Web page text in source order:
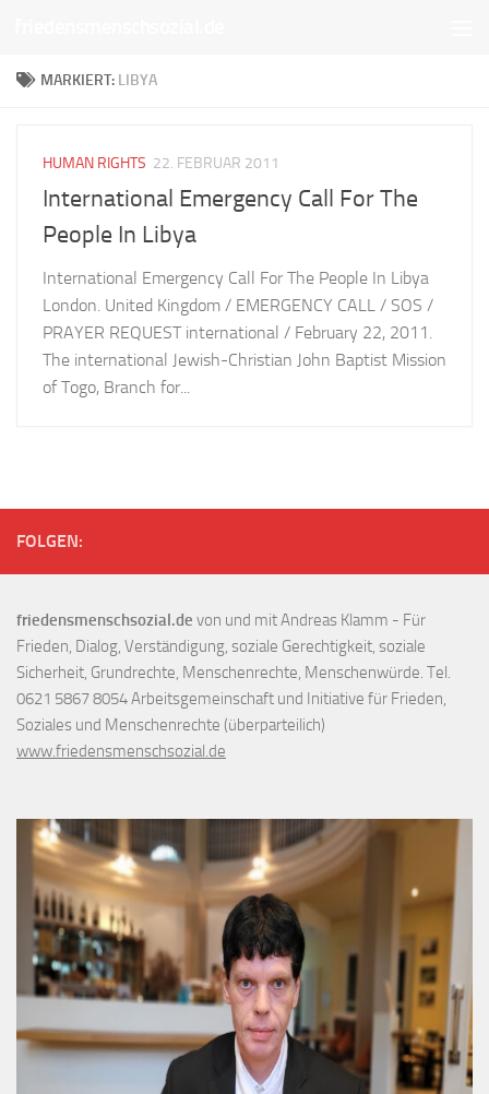
MARKIERT: LIBYA
HUMAN RIGHTS 22. FEBRUAR 2011
International Emergency Call For The
People In Libya
International Emergency Call For The People In Libya
London. United Kingdom / EMERGENCY CALL / SOS /
PRAYER REQUEST international / February 22, 2011.
The international Jewish-Christian John Baptist Mission
of Togo, Branch for...
FOLGEN:
friedensmenschsozial.de von und mit Andreas Klamm - Für
Frieden, Dialog, Verständigung, soziale Gerechtigkeit, soziale
Sicherheit, Grundrechte, Menschenrechte, Menschenwürde. Tel.
0621 5867 8054 Arbeitsgemeinschaft und Initiative für Frieden,
Soziales und Menschenrechte (überparteilich)
www.friedensmenschsozial.de